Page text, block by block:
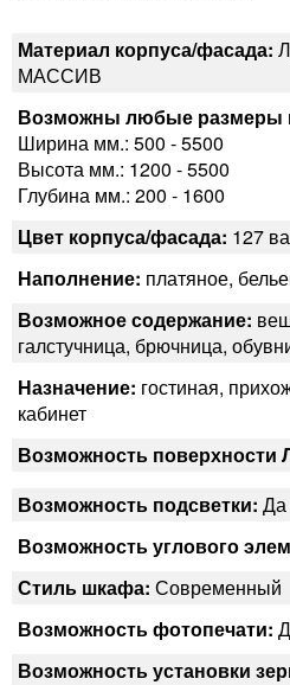
Материал корпуса/фасада:
МАССИВ
Возможны любые размеры
Ширина мм.: 500 - 5500
Высота мм.: 1200 - 5500
Глубина мм.: 200 - 1600
Цвет корпуса/фасада: 127
Наполнение: платяное,
Возможное содержание:
галстучница, брючница,
Назначение: гостиная,
кабинет
Возможность поверхности
Возможность подсветки: Да
Возможность углового
Стиль шкафа: Современный
Возможность фотопечати:
Возможность установки